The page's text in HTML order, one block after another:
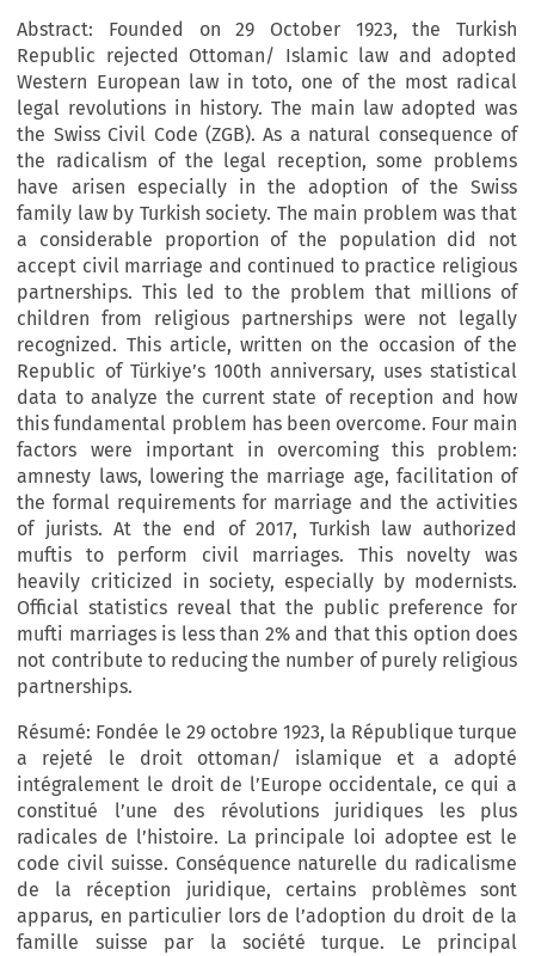
Abstract: Founded on 29 October 1923, the Turkish
Republic rejected Ottoman/ Islamic law and adopted
Western European law in toto, one of the most radical
legal revolutions in history. The main law adopted was
the Swiss Civil Code (ZGB). As a natural consequence of
the radicalism of the legal reception, some problems
have arisen especially in the adoption of the Swiss
family law by Turkish society. The main problem was that
a considerable proportion of the population did not
accept civil marriage and continued to practice religious
partnerships. This led to the problem that millions of
children from religious partnerships were not legally
recognized. This article, written on the occasion of the
Republic of Türkiye’s 100th anniversary, uses statistical
data to analyze the current state of reception and how
this fundamental problem has been overcome. Four main
factors were important in overcoming this problem:
amnesty laws, lowering the marriage age, facilitation of
the formal requirements for marriage and the activities
of jurists. At the end of 2017, Turkish law authorized
muftis to perform civil marriages. This novelty was
heavily criticized in society, especially by modernists.
Official statistics reveal that the public preference for
mufti marriages is less than 2% and that this option does
not contribute to reducing the number of purely religious
partnerships.
Résumé: Fondée le 29 octobre 1923, la République turque
a rejeté le droit ottoman/ islamique et a adopté
intégralement le droit de l’Europe occidentale, ce qui a
constitué l’une des révolutions juridiques les plus
radicales de l’histoire. La principale loi adoptee est le
code civil suisse. Conséquence naturelle du radicalisme
de la réception juridique, certains problèmes sont
apparus, en particulier lors de l’adoption du droit de la
famille suisse par la société turque. Le principal